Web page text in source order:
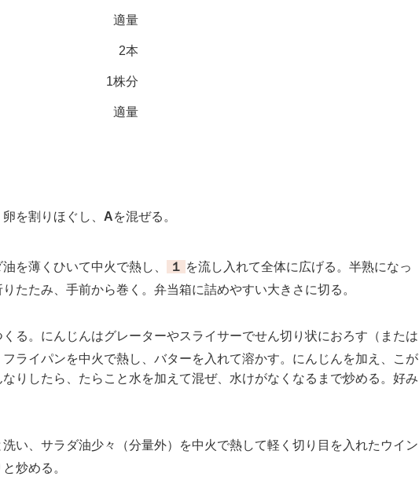
適量
2本
1株分
適量
を割りほぐし、 Aを混ぜる。
を薄くひいて中火で熱し、 １ を流し入れて全体に広げる。半熟になっ
たたみ、手前から巻く。弁当箱に詰めやすい大きさに切る。
る。にんじんはグレーターやスライサーでせん切り状におろす（または
ライパンを中火で熱し、バターを入れて溶かす。にんじんを加え、こが
りしたら、たらこと水を加えて混ぜ、水けがなくなるまで炒める。好み
い、サラダ油少々（分量外）を中火で熱して軽く切り目を入れたウイン
炒める。